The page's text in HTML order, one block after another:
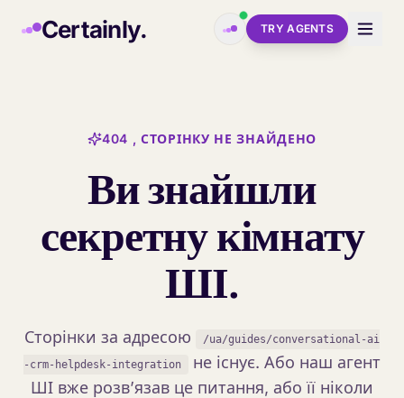
Certainly. TRY AGENTS
404 , СТОРІНКУ НЕ ЗНАЙДЕНО
Ви знайшли
секретну кімнату
ШІ.
Сторінки за адресою
/ua/guides/conversational-ai
-crm-helpdesk-integration
не існує. Або наш агент
ШІ вже розв’язав це питання, або її ніколи